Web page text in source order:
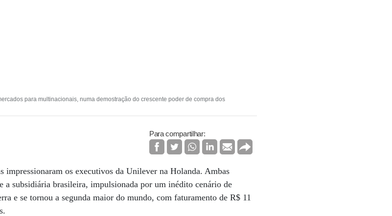
para multinacionais, numa demostração do crescente poder de compra dos
Para compartilhar:
impressionaram os executivos da Unilever na Holanda. Ambas
a subsidiária brasileira, impulsionada por um inédito cenário de
e se tornou a segunda maior do mundo, com faturamento de R$ 11